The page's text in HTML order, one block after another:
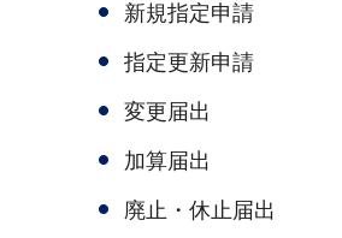
新規指定申請
指定更新申請
変更届出
加算届出
廃止・休止届出